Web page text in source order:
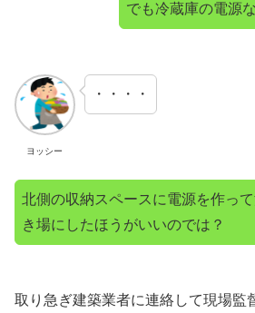
でも冷蔵庫の電源
ヨッシー
・・・・
北側の収納スペースに電源を作っ
き場にしたほうがいいのでは？
取り急ぎ建築業者に連絡して現場監